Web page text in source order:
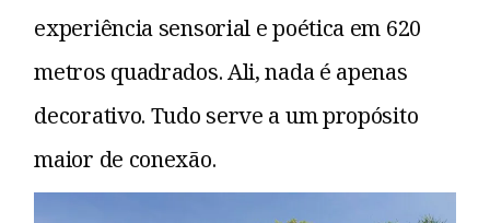
experiência sensorial e poética em 620
metros quadrados. Ali, nada é apenas
decorativo. Tudo serve a um propósito
maior de conexão.